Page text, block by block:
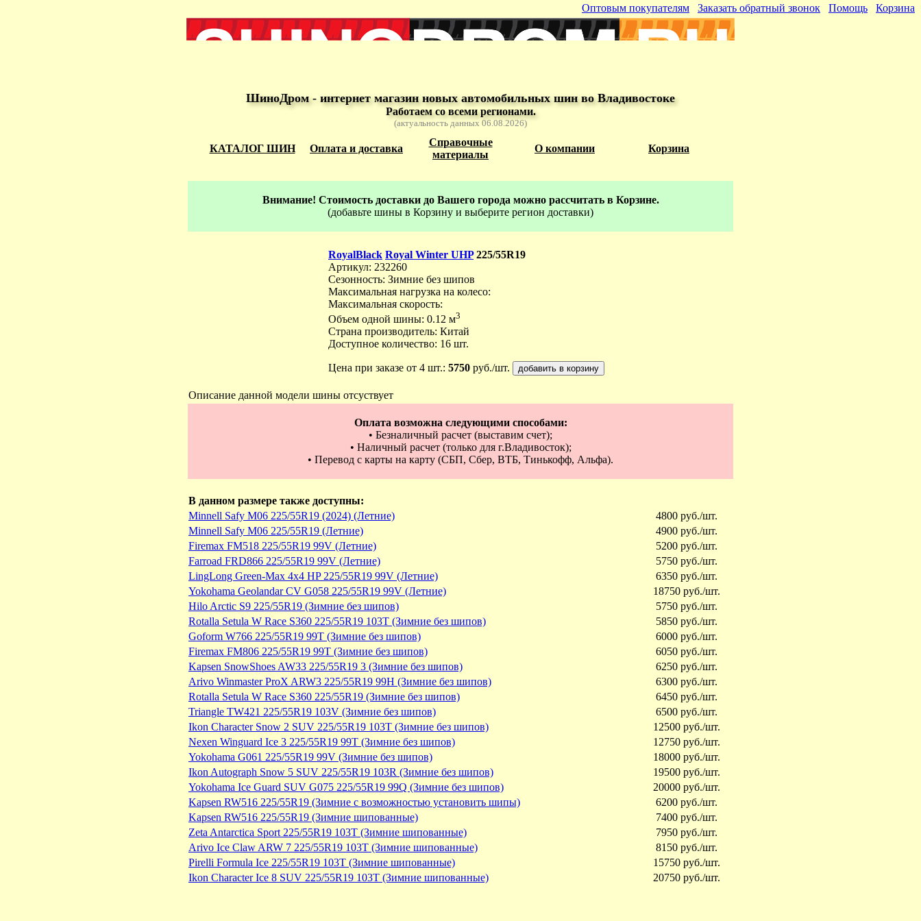
Оптовым покупателям Заказать обратный звонок Помощь Корзина
ШиноДром - интернет магазин новых автомобильных шин во Владивостоке
Работаем со всеми регионами.
(актуальность данных 06.08.2026)
КАТАЛОГ ШИН Оплата и доставка
Справочные
материалы
О компании Корзина
Внимание! Стоимость доставки до Вашего города можно рассчитать в Корзине.
(добавьте шины в Корзину и выберите регион доставки)
RoyalBlack Royal Winter UHP 225/55R19
Артикул: 232260
Сезонность: Зимние без шипов
Максимальная нагрузка на колесо:
Максимальная скорость:
Объем одной шины: 0.12 м3
Страна производитель: Китай
Доступное количество: 16 шт.
Цена при заказе от 4 шт.: 5750 руб./шт.
Описание данной модели шины отсуствует
Оплата возможна следующими способами:
• Безналичный расчет (выставим счет);
• Наличный расчет (только для г.Владивосток);
• Перевод с карты на карту (СБП, Сбер, ВТБ, Тинькофф, Альфа).
В данном размере также доступны:
Minnell Safy M06 225/55R19 (2024) (Летние)
4800 руб./шт.
Minnell Safy M06 225/55R19 (Летние)
4900 руб./шт.
Firemax FM518 225/55R19 99V (Летние)
5200 руб./шт.
Farroad FRD866 225/55R19 99V (Летние)
5750 руб./шт.
LingLong Green-Max 4x4 HP 225/55R19 99V (Летние)
6350 руб./шт.
Yokohama Geolandar CV G058 225/55R19 99V (Летние)
18750 руб./шт.
Hilo Arctic S9 225/55R19 (Зимние без шипов)
5750 руб./шт.
Rotalla Setula W Race S360 225/55R19 103T (Зимние без шипов)
5850 руб./шт.
Goform W766 225/55R19 99T (Зимние без шипов)
6000 руб./шт.
Firemax FM806 225/55R19 99T (Зимние без шипов)
6050 руб./шт.
Kapsen SnowShoes AW33 225/55R19 3 (Зимние без шипов)
6250 руб./шт.
Arivo Winmaster ProX ARW3 225/55R19 99H (Зимние без шипов)
6300 руб./шт.
Rotalla Setula W Race S360 225/55R19 (Зимние без шипов)
6450 руб./шт.
Triangle TW421 225/55R19 103V (Зимние без шипов)
6500 руб./шт.
Ikon Character Snow 2 SUV 225/55R19 103T (Зимние без шипов)
12500 руб./шт.
Nexen Winguard Ice 3 225/55R19 99T (Зимние без шипов)
12750 руб./шт.
Yokohama G061 225/55R19 99V (Зимние без шипов)
18000 руб./шт.
Ikon Autograph Snow 5 SUV 225/55R19 103R (Зимние без шипов)
19500 руб./шт.
Yokohama Ice Guard SUV G075 225/55R19 99Q (Зимние без шипов)
20000 руб./шт.
Kapsen RW516 225/55R19 (Зимние с возможностью установить шипы)
6200 руб./шт.
Kapsen RW516 225/55R19 (Зимние шипованные)
7400 руб./шт.
Zeta Antarctica Sport 225/55R19 103T (Зимние шипованные)
7950 руб./шт.
Arivo Ice Claw ARW 7 225/55R19 103T (Зимние шипованные)
8150 руб./шт.
Pirelli Formula Ice 225/55R19 103T (Зимние шипованные)
15750 руб./шт.
Ikon Character Ice 8 SUV 225/55R19 103T (Зимние шипованные)
20750 руб./шт.